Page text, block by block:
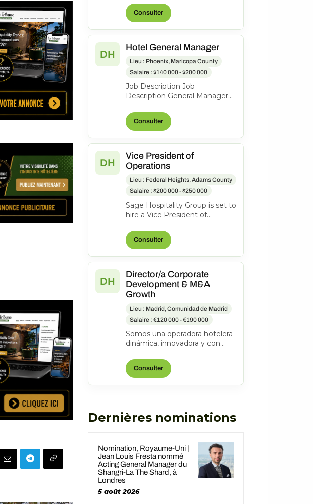
Boulder/Broomfield is a 123-
room property seeking an
Consulter
DH
Hotel General Manager
Lieu : Phoenix, Maricopa County
Salaire : $140 000 - $200 000
Job Description Job
Description General Manager
a premier luxury destination
tucked into...
Consulter
DH
Vice President of
Operations
Lieu : Federal Heights, Adams County
Salaire : $200 000 - $250 000
Sage Hospitality Group is set to
hire a Vice President of
Sage Hospitality Group, w...
Consulter
DH
Director/a Corporate
Development & M&A
Growth
Lieu : Madrid, Comunidad de Madrid
Salaire : €120 000 - €190 000
Somos una operadora hotelera
dinámica, innovadora y con
2001 hemos consolidado una
colecc...
Consulter
Dernières nominations
Nomination, Royaume-Uni |
Jean Louis Fresta nommé
Acting General Manager du
Shangri-La The Shard, à
Londres
5 août 2026